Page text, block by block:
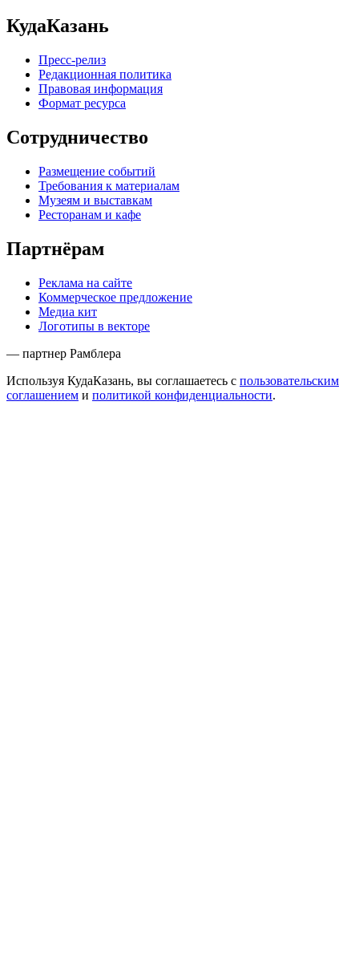
КудаКазань
Пресс-релиз
Редакционная политика
Правовая информация
Формат ресурса
Сотрудничество
Размещение событий
Требования к материалам
Музеям и выставкам
Ресторанам и кафе
Партнёрам
Реклама на сайте
Коммерческое предложение
Медиа кит
Логотипы в векторе
— партнер Рамблера
Используя КудаКазань, вы соглашаетесь с пользовательским
соглашением и политикой конфиденциальности.